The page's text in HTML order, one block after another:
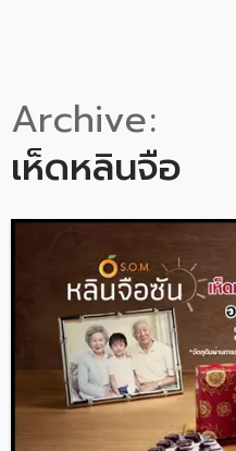
Archive
เห็ดหลินจือ